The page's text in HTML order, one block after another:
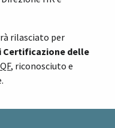
rilasciato per
delle
, riconosciuto e